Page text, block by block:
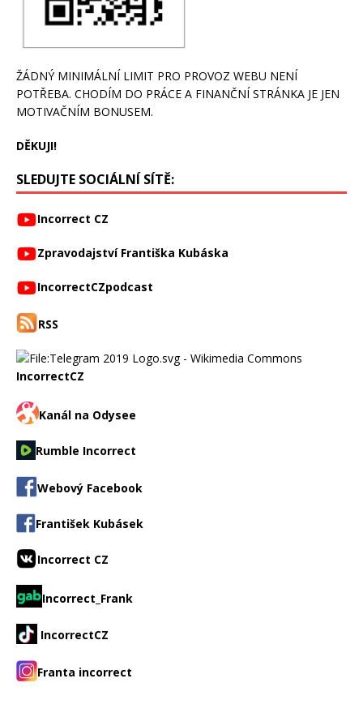
ŽÁDNÝ MINIMÁLNÍ LIMIT PRO PROVOZ WEBU NENÍ
POTŘEBA. CHODÍM DO PRÁCE A FINANČNÍ STRÁNKA JE JEN
MOTIVAČNÍM BONUSEM.
DĚKUJI!
SLEDUJTE SOCIÁLNÍ SÍTĚ:
Incorrect CZ
Zpravodajství Františka Kubáska
IncorrectCZpodcast
RSS
IncorrectCZ
Kanál na Odysee
Rumble Incorrect
Webový Facebook
František Kubásek
Incorrect CZ
Incorrect_Frank
IncorrectCZ
Franta incorrect